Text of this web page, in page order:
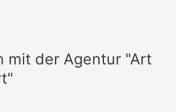
mit der Agentur "Art